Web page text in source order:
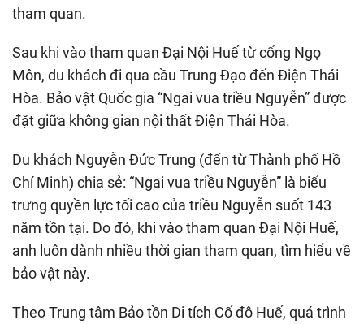
tham quan.
Sau khi vào tham quan Đại Nội Huế từ cổng Ngọ
Môn, du khách đi qua cầu Trung Đạo đến Điện Thái
Hòa. Bảo vật Quốc gia “Ngai vua triều Nguyễn” được
đặt giữa không gian nội thất Điện Thái Hòa.
Du khách Nguyễn Đức Trung (đến từ Thành phố Hồ
Chí Minh) chia sẻ: “Ngai vua triều Nguyễn” là biểu
trưng quyền lực tối cao của triều Nguyễn suốt 143
năm tồn tại. Do đó, khi vào tham quan Đại Nội Huế,
anh luôn dành nhiều thời gian tham quan, tìm hiểu về
bảo vật này.
Theo Trung tâm Bảo tồn Di tích Cố đô Huế, quá trình